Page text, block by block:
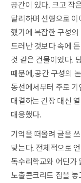
공간이 있다. 크고 작
달리하며 선형으로
했기에 복잡한 구성
드러난 것보다 속에
것 같은 건물이었다.
때문에, 공간 구성의
동선에서부터 주로
대결하는 긴장 대신
대응했다.
기억을 떠올려 글을
닿는다. 전체적으로
독수리학교와 어딘가
노출콘크리트 집을